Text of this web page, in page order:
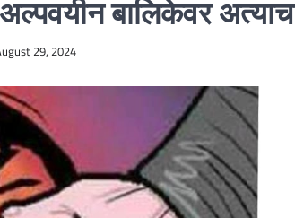
अल्पवयीन बालिकेवर
29, 2024